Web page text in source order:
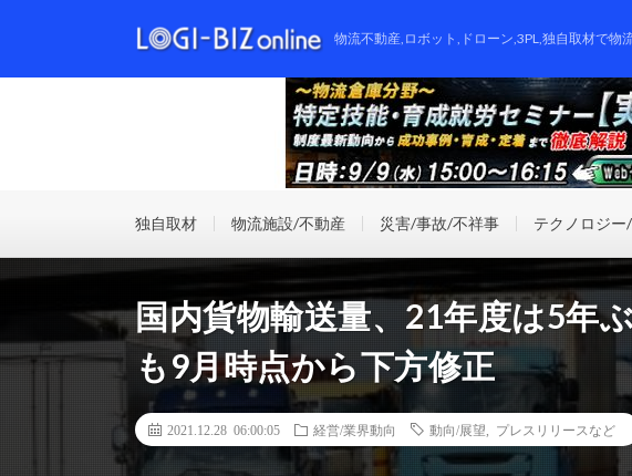
物流不動産,ロボット,ドローン,3PL,独自取材で物
独自取材 物流施設/不動産 災害/事故/不祥事 テクノロジー
国内貨物輸送量、21年度は5年
も9月時点から下方修正
2021.12.28 06:00:05 経営/業界動向 動向/展望 プレスリリースなど